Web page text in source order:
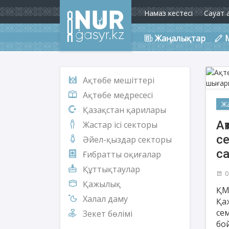
Намаз кестесі Сауат
Жаңалықтар
Ақтөбе мешіттері
Ақтөбе медресесі
Қазақстан қарилары
Жастар ісі секторы
Әйел-қыздар секторы
Ғибратты оқиғалар
Құттықтаулар
Қажылық
Халал даму
Зекет бөлімі